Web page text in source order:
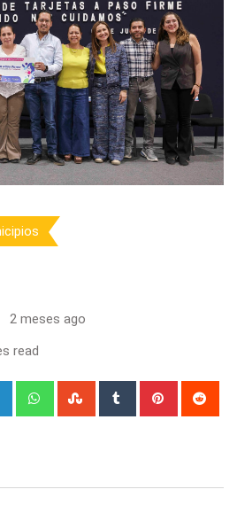
2 meses ago
read
LinkedIn WhatsappStumbleUpon
Tumblr Pinterest